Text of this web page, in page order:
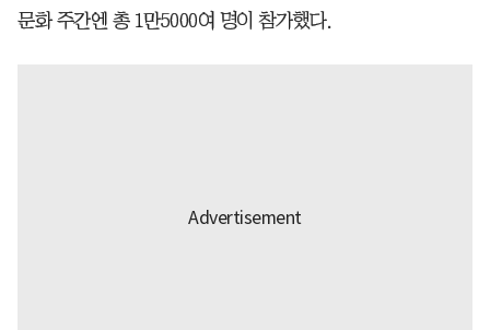
문화 주간엔 총 1만5000여 명이 참가했다.